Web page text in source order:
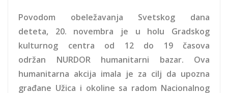
Povodom obeležavanja Svetskog dana
deteta, 20. novembra je u holu Gradskog
kulturnog centra od 12 do 19 časova
održan NURDOR humanitarni bazar. Ova
humanitarna akcija imala je za cilj da upozna
građane Užica i okoline sa radom Nacionalnog